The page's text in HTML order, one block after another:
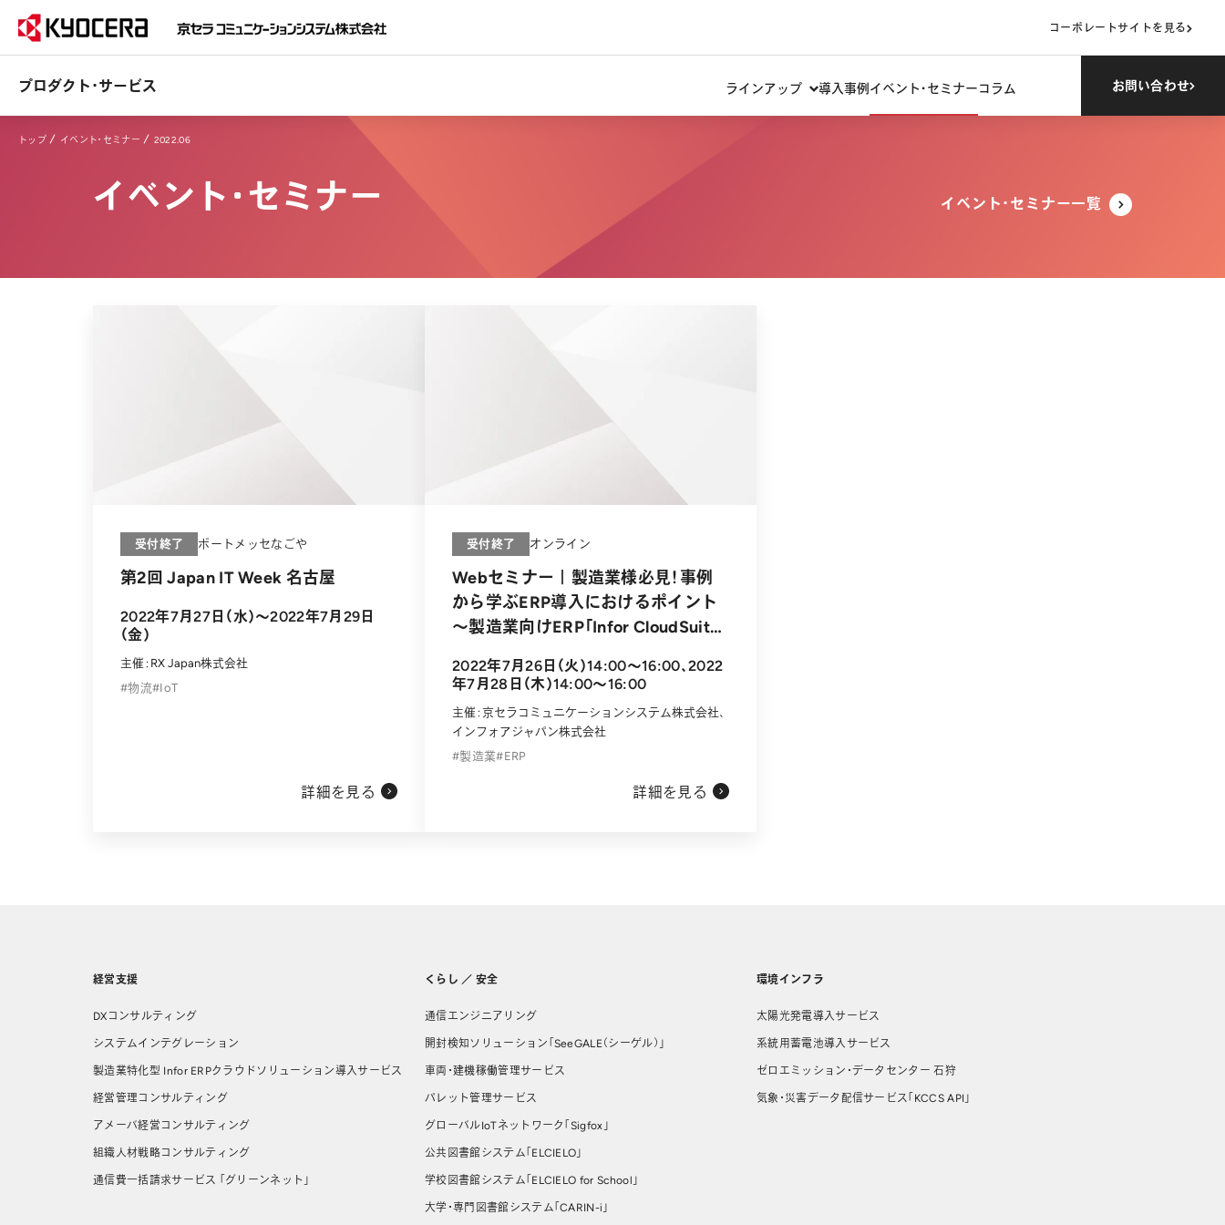
コーポレートサイトを見る
プロダクト・サービス ラインアップ 導入事例 イベント・セミナーコラム お問い合わせ
トップ イベント・セミナー 2022.06
イベント・セミナー イベント・セミナー一覧
受付終了 ポートメッセなごや
第2回 Japan IT Week 名古屋
2022年7月27日（水）～2022年7月29日
（金）
主催：RX Japan株式会社
物流
IoT
詳細を見る
受付終了 オンライン
Webセミナー｜製造業様必見！事例
から学ぶERP導入におけるポイント
～製造業向けERP「Infor CloudSuite
2022年7月26日（火）14:00～16:00、2022
年7月28日（木）14:00～16:00
主催：京セラコミュニケーションシステム株式会社、
インフォアジャパン株式会社
製造業
ERP
詳細を見る
経営支援
DXコンサルティング
システムインテグレーション
製造業特化型 Infor ERPクラウドソリューション導⼊サービス
経営管理コンサルティング
アメーバ経営コンサルティング
組織人材戦略コンサルティング
通信費一括請求サービス 「グリーンネット」
くらし ／ 安全
通信エンジニアリング
開封検知ソリューション「SeeGALE（シーゲル）」
車両・建機稼働管理サービス
パレット管理サービス
グローバルIoTネットワーク「Sigfox」
公共図書館システム「ELCIELO」
学校図書館システム「ELCIELO for School」
大学・専門図書館システム「CARIN-i」
環境インフラ
太陽光発電導入サービス
系統用蓄電池導入サービス
ゼロエミッション・データセンター 石狩
気象・災害データ配信サービス「KCCS API」